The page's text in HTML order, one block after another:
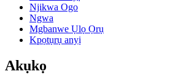
Njikwa Ogo
Ngwa
Mgbanwe Ụlọ Ọrụ
Kpọtụrụ anyị
Akụkọ